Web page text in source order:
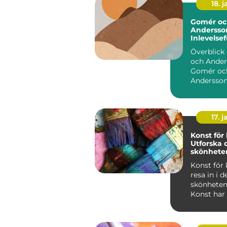
18.
Gomér
Överblick
och
Gomér
17.
Konst för
Utforska
Konst för
resa in i
skönheten Inledning:
Konst har